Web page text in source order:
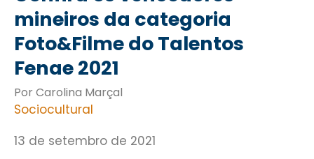
mineiros da categoria
Foto&Filme do Talentos
Fenae 2021
Por Carolina Marçal
Sociocultural
13 de setembro de 2021